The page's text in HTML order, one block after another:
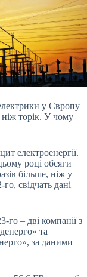
у Європу
торік. У чому
електроенергії.
році обсяги
більше, ніж у
свідчать дані
го – дві компанії з
та
за даними